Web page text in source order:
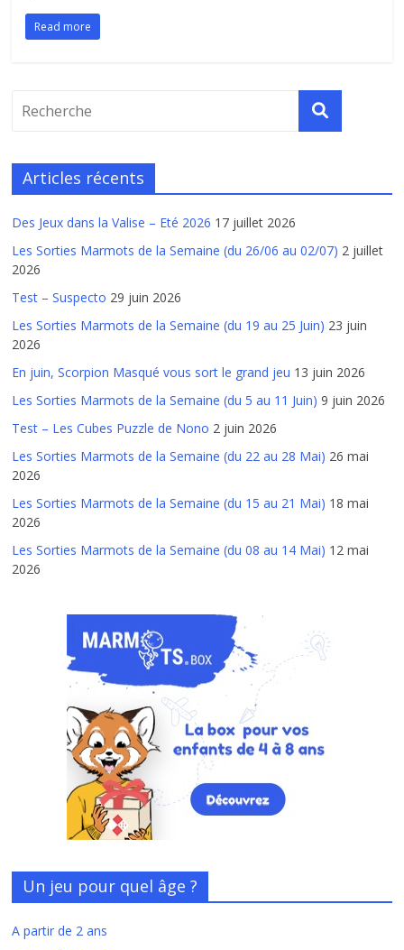
Read more
Articles récents
Des Jeux dans la Valise – Eté 2026 17 juillet 2026
Les Sorties Marmots de la Semaine (du 26/06 au 02/07) 2 juillet
2026
Test – Suspecto 29 juin 2026
Les Sorties Marmots de la Semaine (du 19 au 25 Juin) 23 juin
2026
En juin, Scorpion Masqué vous sort le grand jeu 13 juin 2026
Les Sorties Marmots de la Semaine (du 5 au 11 Juin) 9 juin 2026
Test – Les Cubes Puzzle de Nono 2 juin 2026
Les Sorties Marmots de la Semaine (du 22 au 28 Mai) 26 mai
2026
Les Sorties Marmots de la Semaine (du 15 au 21 Mai) 18 mai
2026
Les Sorties Marmots de la Semaine (du 08 au 14 Mai) 12 mai
2026
Un jeu pour quel âge ?
A partir de 2 ans